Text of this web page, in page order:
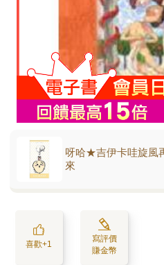
呀哈★吉伊卡哇旋風
來
喜歡+1
寫評價
賺金幣